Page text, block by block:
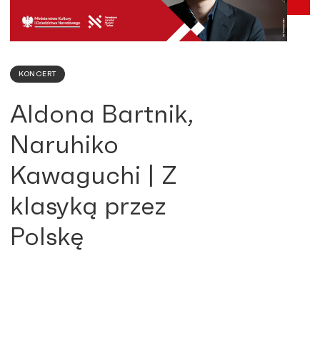
KONCERT
Aldona Bartnik,
Naruhiko
Kawaguchi | Z
klasyką przez
Polskę